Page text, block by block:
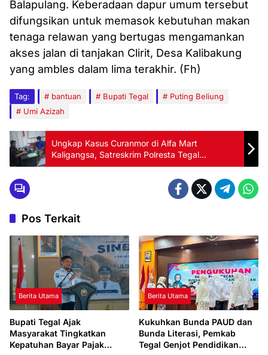
Balapulang. Keberadaan dapur umum tersebut
difungsikan untuk memasok kebutuhan makan
tenaga relawan yang bertugas mengamankan
akses jalan di tanjakan Clirit, Desa Kalibakung
yang ambles dalam lima terakhir. (Fh)
Tag: bantuan Bupati Tegal
Puting Beliung
Umi Azizah
Ungkap Kasus Curanmor di Alfa Mart
Kaligangsa, Satreskrim Polresta Tegal
Amankan Pelaku
Pos Terkait
Berita Utama
Bupati Tegal Ajak
Masyarakat Tingkatkan
Kepatuhan Bayar Pajak
Berita Utama
Kukuhkan Bunda PAUD dan
Bunda Literasi, Pemkab
Tegal Genjot Pendidikan